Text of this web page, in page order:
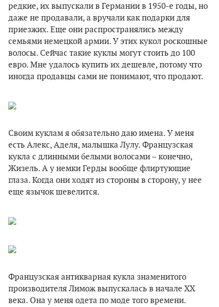
редкие, их выпускали в Германии в 1950-е годы, но
даже не продавали, а вручали как подарки для
приезжих. Еще они распространялись между
семьями немецкой армии. У этих кукол роскошные
волосы. Сейчас такие куклы могут стоить до 100
евро. Мне удалось купить их дешевле, потому что
иногда продавцы сами не понимают, что продают.
Своим куклам я обязательно даю имена. У меня
есть Алекс, Аделя, малышка Лулу. Французская
кукла с длинными белыми волосами – конечно,
Жизель. А у немки Герды вообще флиртующие
глаза. Когда они ходят из стороны в сторону, у нее
еще язычок шевелится.
Французская антикварная кукла знаменитого
производителя Лимож выпускалась в начале XX
века. Она у меня одета по моде того времени.